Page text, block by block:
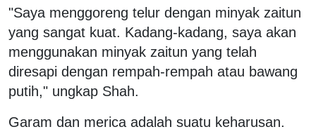
"Saya menggoreng telur dengan minyak zaitun
yang sangat kuat. Kadang-kadang, saya akan
menggunakan minyak zaitun yang telah
diresapi dengan rempah-rempah atau bawang
putih," ungkap Shah.
Garam dan merica adalah suatu keharusan.